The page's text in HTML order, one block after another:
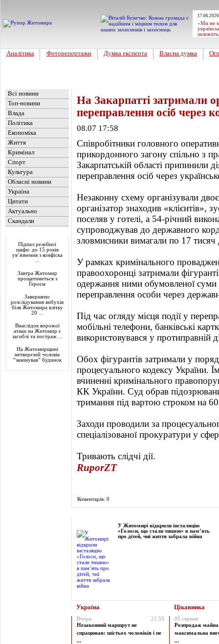
«Ми не
Аналітика Фоторепортажи Думка експерта Власна думка
Всі новини
Топ-новини
Влада
Політика
Економіка
Життя
Кримінал
Спорт
Культура
Обласні новини
Україна
Цитати
Актуально
Скандали
Підпал релейної
шафи: до 15 років
ув’язнення з конфіска
Завтра Житомир
прощатиметься з
Героєм
Завершено
розслідування вибухів
біля Житомира влітку
20 ...
Внаслідок ворожої
атаки на Житомир є
загиблі та постраж ...
На Житомирщині
нетверезий чоловік
“замінував” будинок
На Закарпатті затримали
переправлення осіб через
08.07 17:58
Співробітники головного
прикордонного загону спільно з
Закарпатській області припинили
переправлення осіб через
Незаконну схему організували
організатор знаходив «клієнтів»,
поселяв у готелі, а 54-річний
супроводжував до державного
зловмисники вимагали по 17
У рамках кримінального
правоохоронці затримали
одержання ними обумовленої суми
переправлення особи через
Під час огляду місця події у
мобільні телефони, банківські
використовувався у протиправній
Обох фігурантів затримали у
процесуального кодексу України.
вчиненні кримінального
КК України. Суд обрав
тримання під вартою строком на 60
Заходи проводили за
спеціалізованої прокуратури у
Тривають слідчі дії.
RuporZT
Коментарів: 0
У Житомирі відкрили інсталяцію
«Голоси, що стали тишею» в пам’ять
про дітей, чиї життя забрала війна
Україна Цікавинка
Вчора
21:53
Незаконний маршрут не
спрацював: шістьох чоловіків і пе
...
05 серпня
Розпродаж майна
максимальна
...